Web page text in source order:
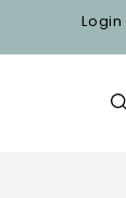
Login